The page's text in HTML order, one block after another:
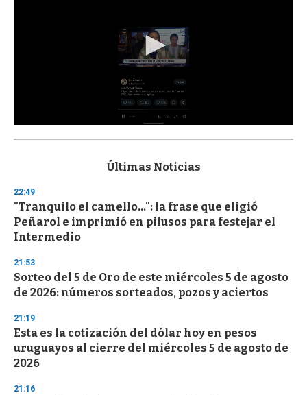
s
d
s
o
f
3
s
e
c
o
d
s
Últimas Noticias
22:49
"Tranquilo el camello...": la frase que eligió
Peñarol e imprimió en pilusos para festejar el
Intermedio
21:53
Sorteo del 5 de Oro de este miércoles 5 de agosto
de 2026: números sorteados, pozos y aciertos
21:19
Esta es la cotización del dólar hoy en pesos
uruguayos al cierre del miércoles 5 de agosto de
2026
21:16